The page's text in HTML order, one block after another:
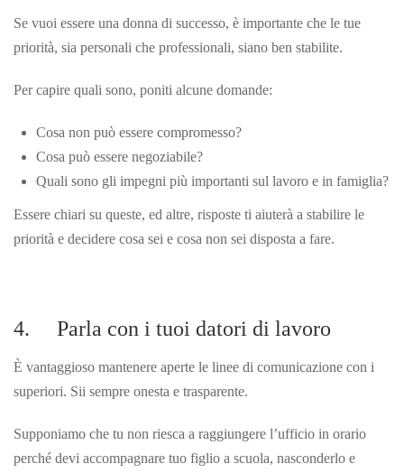
Se vuoi essere una donna di successo, è importante che le tue
priorità, sia personali che professionali, siano ben stabilite.
Per capire quali sono, poniti alcune domande:
Cosa non può essere compromesso?
Cosa può essere negoziabile?
Quali sono gli impegni più importanti sul lavoro e in famiglia?
Essere chiari su queste, ed altre, risposte ti aiuterà a stabilire le
priorità e decidere cosa sei e cosa non sei disposta a fare.
4. Parla con i tuoi datori di lavoro
È vantaggioso mantenere aperte le linee di comunicazione con i
superiori. Sii sempre onesta e trasparente.
Supponiamo che tu non riesca a raggiungere l’ufficio in orario
perché devi accompagnare tuo figlio a scuola, nasconderlo e